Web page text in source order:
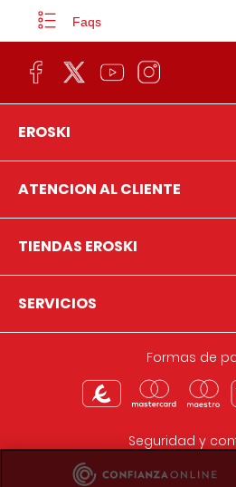
Faqs
EROSKI
ATENCION AL CLIENTE
TIENDAS EROSKI
SERVICIOS
Formas de
Seguridad y